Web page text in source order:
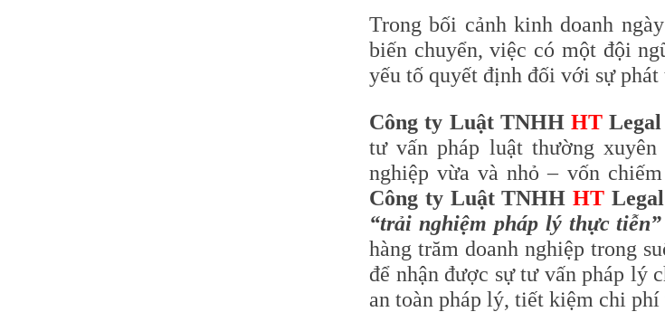
Trong bối cảnh kinh doanh
biến chuyển, việc có một đội
yếu tố quyết định đối với sự
Công ty Luật TNHHHT
tư vấn pháp luật thường
nghiệp vừa và nhỏ – vốn
Công ty Luật TNHHHT
“trải nghiệm pháp lý thực tiễn”
hàng trăm doanh nghiệp trong
để nhận được sự tư vấn pháp lý
an toàn pháp lý, tiết kiệm chi